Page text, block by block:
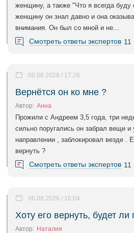
женщину, а также "Что я всегда
женщину он знал давно и она
внимания. Он был со мной и не...
Смотреть ответы экспертов 11
Вернётся он ко мне ?
06.08.2026 / 17:26
Автор: Анна
Прожили с Андреем 3,5 года, три
сильно поругались он забрал вещи и
направлении , заблокировал везде .
вернуть ?
Смотреть ответы экспертов 11
Хоту его вернуть, будет
06.08.2026 / 16:04
Автор: Наталия